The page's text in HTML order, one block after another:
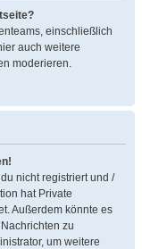
einschließlich
auch weitere
moderieren.
nicht registriert und /
hat Private
Außerdem könnte es
zu
um weitere